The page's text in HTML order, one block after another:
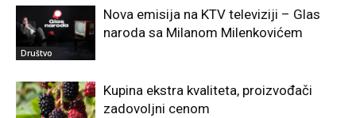
Društvo
Nova emisija na KTV televiziji – Glas
naroda sa Milanom Milenkovićem
Kupina ekstra kvaliteta, proizvođači
zadovoljni cenom